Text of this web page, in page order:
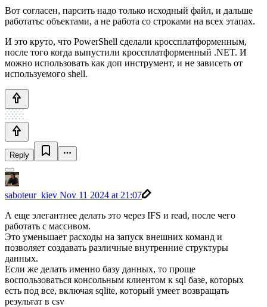
Вот согласен, парсить надо только исходный файл, и дальше
работатьс объектами, а не работа со строками на всех этапах.
И это круто, что PowerShell сделали кроссплатформенным,
после того когда выпустили кроссплатформенный .NET. И
можно использовать как доп инструмент, и не зависеть от
используемого shell.
Reply
saboteur_kiev Nov 11 2024 at 21:07
А еще элегантнее делать это через IFS и read, после чего
работать с массивом.
Это уменьшает расходы на запуск внешних команд и
позволяет создавать различные внутренние структуры
данных.
Если же делать именно базу данных, то проще
воспользоваться консольным клиентом к sql базе, которых
есть под все, включая sqlite, который умеет возвращать
результат в csv